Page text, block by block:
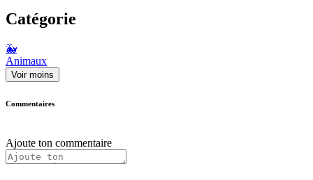
Catégorie
🐳
Animaux
Voir moins
Commentaires
Ajoute ton commentaire